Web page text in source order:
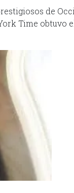
de
Time obtuvo